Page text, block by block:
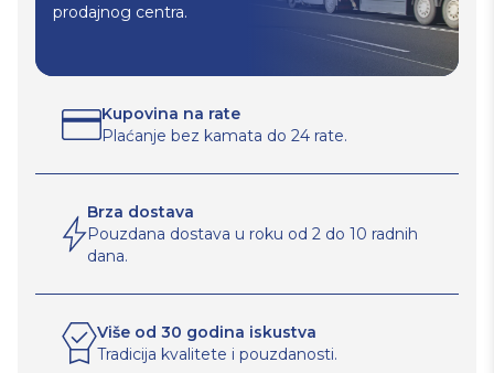
prodajnog centra.
Kupovina na rate
Plaćanje bez kamata do 24 rate.
Brza dostava
Pouzdana dostava u roku od 2 do 10 radnih
dana.
Više od 30 godina iskustva
Tradicija kvalitete i pouzdanosti.